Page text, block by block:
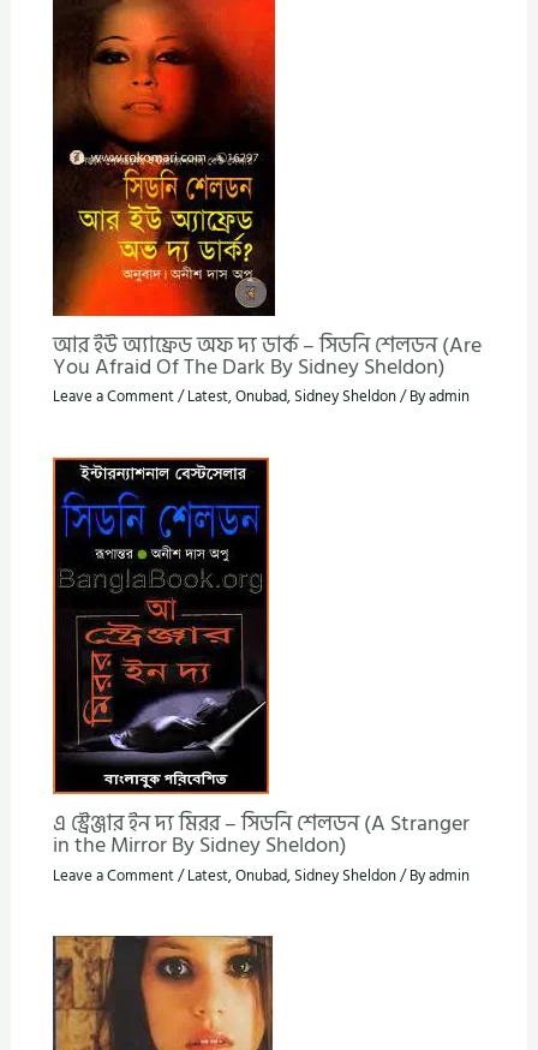
আর ইউ অ্যাফ্রেড অফ দ্য ডার্ক – সিডনি শেলডন (Are
You Afraid Of The Dark By Sidney Sheldon)
Leave a Comment/Latest,Onubad, Sidney Sheldon/ Byadmin
এ স্ট্রেঞ্জার ইন দ্য মিরর – সিডনি শেলডন (A Stranger
in the Mirror By Sidney Sheldon)
Leave a Comment/Latest,Onubad, Sidney Sheldon/ Byadmin